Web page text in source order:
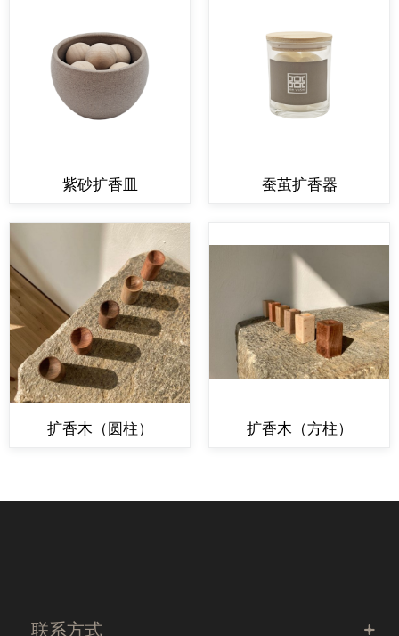
紫砂扩香皿 蚕茧扩香器
扩香木（圆柱） 扩香木（方柱）
联系方式